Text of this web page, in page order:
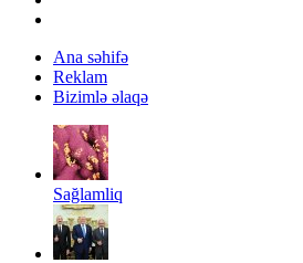
Ana səhifə
Reklam
Bizimlə əlaqə
Sağlamliq